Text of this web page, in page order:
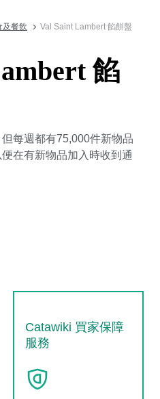
及餐飲 Val Saint Lambert 餡餅盤
餡
每週都有75,000件新物品
在有新物品加入時收到通
Catawiki 買家保障
服務